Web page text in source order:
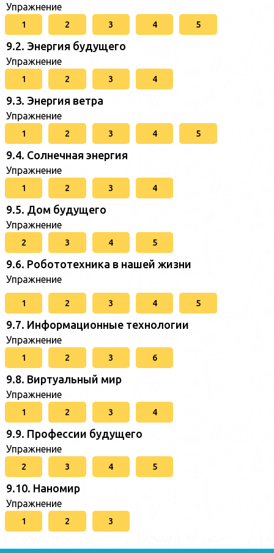
Упражнение
1 2 3 4 5
9.2. Энергия будущего
Упражнение
1 2 3 4
9.3. Энергия ветра
Упражнение
1 2 3 4 5
9.4. Солнечная энергия
Упражнение
1 2 3 4
9.5. Дом будущего
Упражнение
2 3 4 5
9.6. Робототехника в нашей жизни
Упражнение
1 2 3 4 5
9.7. Информационные технологии
Упражнение
1 2 3 6
9.8. Виртуальный мир
Упражнение
1 2 3 4
9.9. Профессии будущего
Упражнение
2 3 4 5
9.10. Наномир
Упражнение
1 2 3